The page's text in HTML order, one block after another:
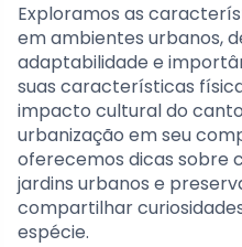
Exploramos as
em ambientes urbanos,
adaptabilidade e
suas características
impacto cultural do
urbanização em seu
oferecemos dicas sobre
jardins urbanos e
compartilhar
espécie.